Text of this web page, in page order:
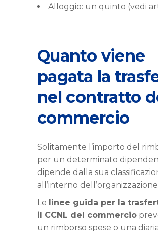
Alloggio: un quinto (vedi
Quanto viene
pagata la
nel contratto
commercio
Solitamente l’importo del
per un determinato
dipende dalla sua
all’interno
Le linee guida per la
il CCNL del commercio
un rimborso spese o una